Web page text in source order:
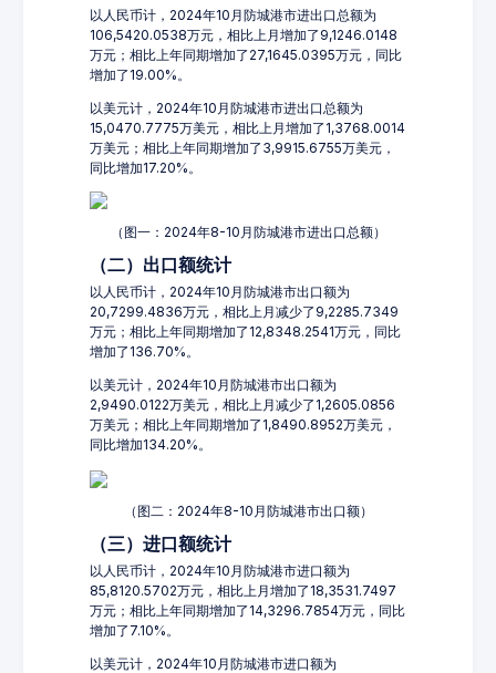
以人民币计，2024年10月防城港市进出口总额为
106,5420.0538万元，相比上月增加了9,1246.0148
万元；相比上年同期增加了27,1645.0395万元，同比
增加了19.00%。
以美元计，2024年10月防城港市进出口总额为
15,0470.7775万美元，相比上月增加了1,3768.0014
万美元；相比上年同期增加了3,9915.6755万美元，
同比增加17.20%。
（图一：2024年8-10月防城港市进出口总额）
（二）出口额统计
以人民币计，2024年10月防城港市出口额为
20,7299.4836万元，相比上月减少了9,2285.7349
万元；相比上年同期增加了12,8348.2541万元，同比
增加了136.70%。
以美元计，2024年10月防城港市出口额为
2,9490.0122万美元，相比上月减少了1,2605.0856
万美元；相比上年同期增加了1,8490.8952万美元，
同比增加134.20%。
（图二：2024年8-10月防城港市出口额）
（三）进口额统计
以人民币计，2024年10月防城港市进口额为
85,8120.5702万元，相比上月增加了18,3531.7497
万元；相比上年同期增加了14,3296.7854万元，同比
增加了7.10%。
以美元计，2024年10月防城港市进口额为